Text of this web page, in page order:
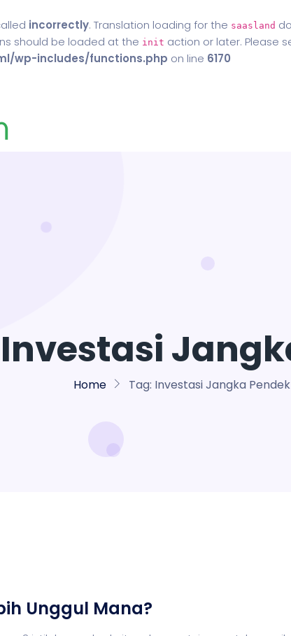
incorrectly. Translation loading for the saasland
should be loaded at the init action or later. Please
wp-includes/functions.php on line 6170
Investasi
Home Tag: Investasi Jangka Pendek
Unggul Mana?